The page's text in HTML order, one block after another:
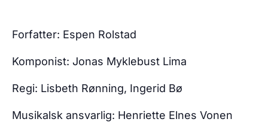
Forfatter: Espen Rolstad
Komponist: Jonas Myklebust Lima
Regi: Lisbeth Rønning, Ingerid Bø
Musikalsk ansvarlig: Henriette Elnes Vonen